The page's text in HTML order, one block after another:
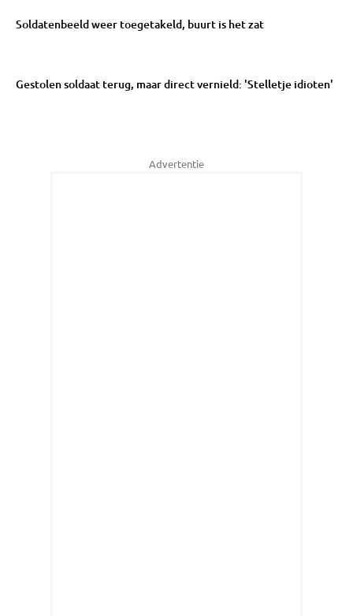
Soldatenbeeld weer toegetakeld, buurt is het zat
Gestolen soldaat terug, maar direct vernield: 'Stelletje idioten'
Advertentie